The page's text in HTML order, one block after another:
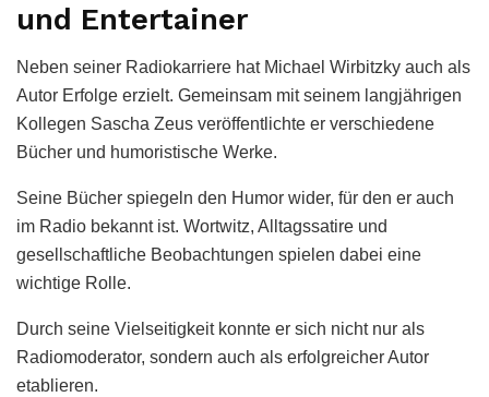
und Entertainer
Neben seiner Radiokarriere hat Michael Wirbitzky auch als
Autor Erfolge erzielt. Gemeinsam mit seinem langjährigen
Kollegen Sascha Zeus veröffentlichte er verschiedene
Bücher und humoristische Werke.
Seine Bücher spiegeln den Humor wider, für den er auch
im Radio bekannt ist. Wortwitz, Alltagssatire und
gesellschaftliche Beobachtungen spielen dabei eine
wichtige Rolle.
Durch seine Vielseitigkeit konnte er sich nicht nur als
Radiomoderator, sondern auch als erfolgreicher Autor
etablieren.